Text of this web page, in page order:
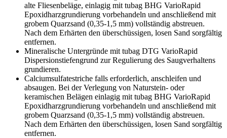
alte Fliesenbeläge, einlagig mit tubag BHG VarioRapid
Epoxidharzgrundierung vorbehandeln und anschließend mit
grobem Quarzsand (0,35-1,5 mm) vollständig abstreuen.
Nach dem Erhärten den überschüssigen, losen Sand sorgfältig
entfernen.
Mineralische Untergründe mit tubag DTG VarioRapid
Dispersionstiefengrund zur Regulierung des Saugverhaltens
grundieren.
Calciumsulfatestriche falls erforderlich, anschleifen und
absaugen. Bei der Verlegung von Naturstein- oder
keramischen Belägen einlagig mit tubag BHG VarioRapid
Epoxidharzgrundierung vorbehandeln und anschließend mit
grobem Quarzsand (0,35-1,5 mm) vollständig abstreuen.
Nach dem Erhärten den überschüssigen, losen Sand sorgfältig
entfernen.